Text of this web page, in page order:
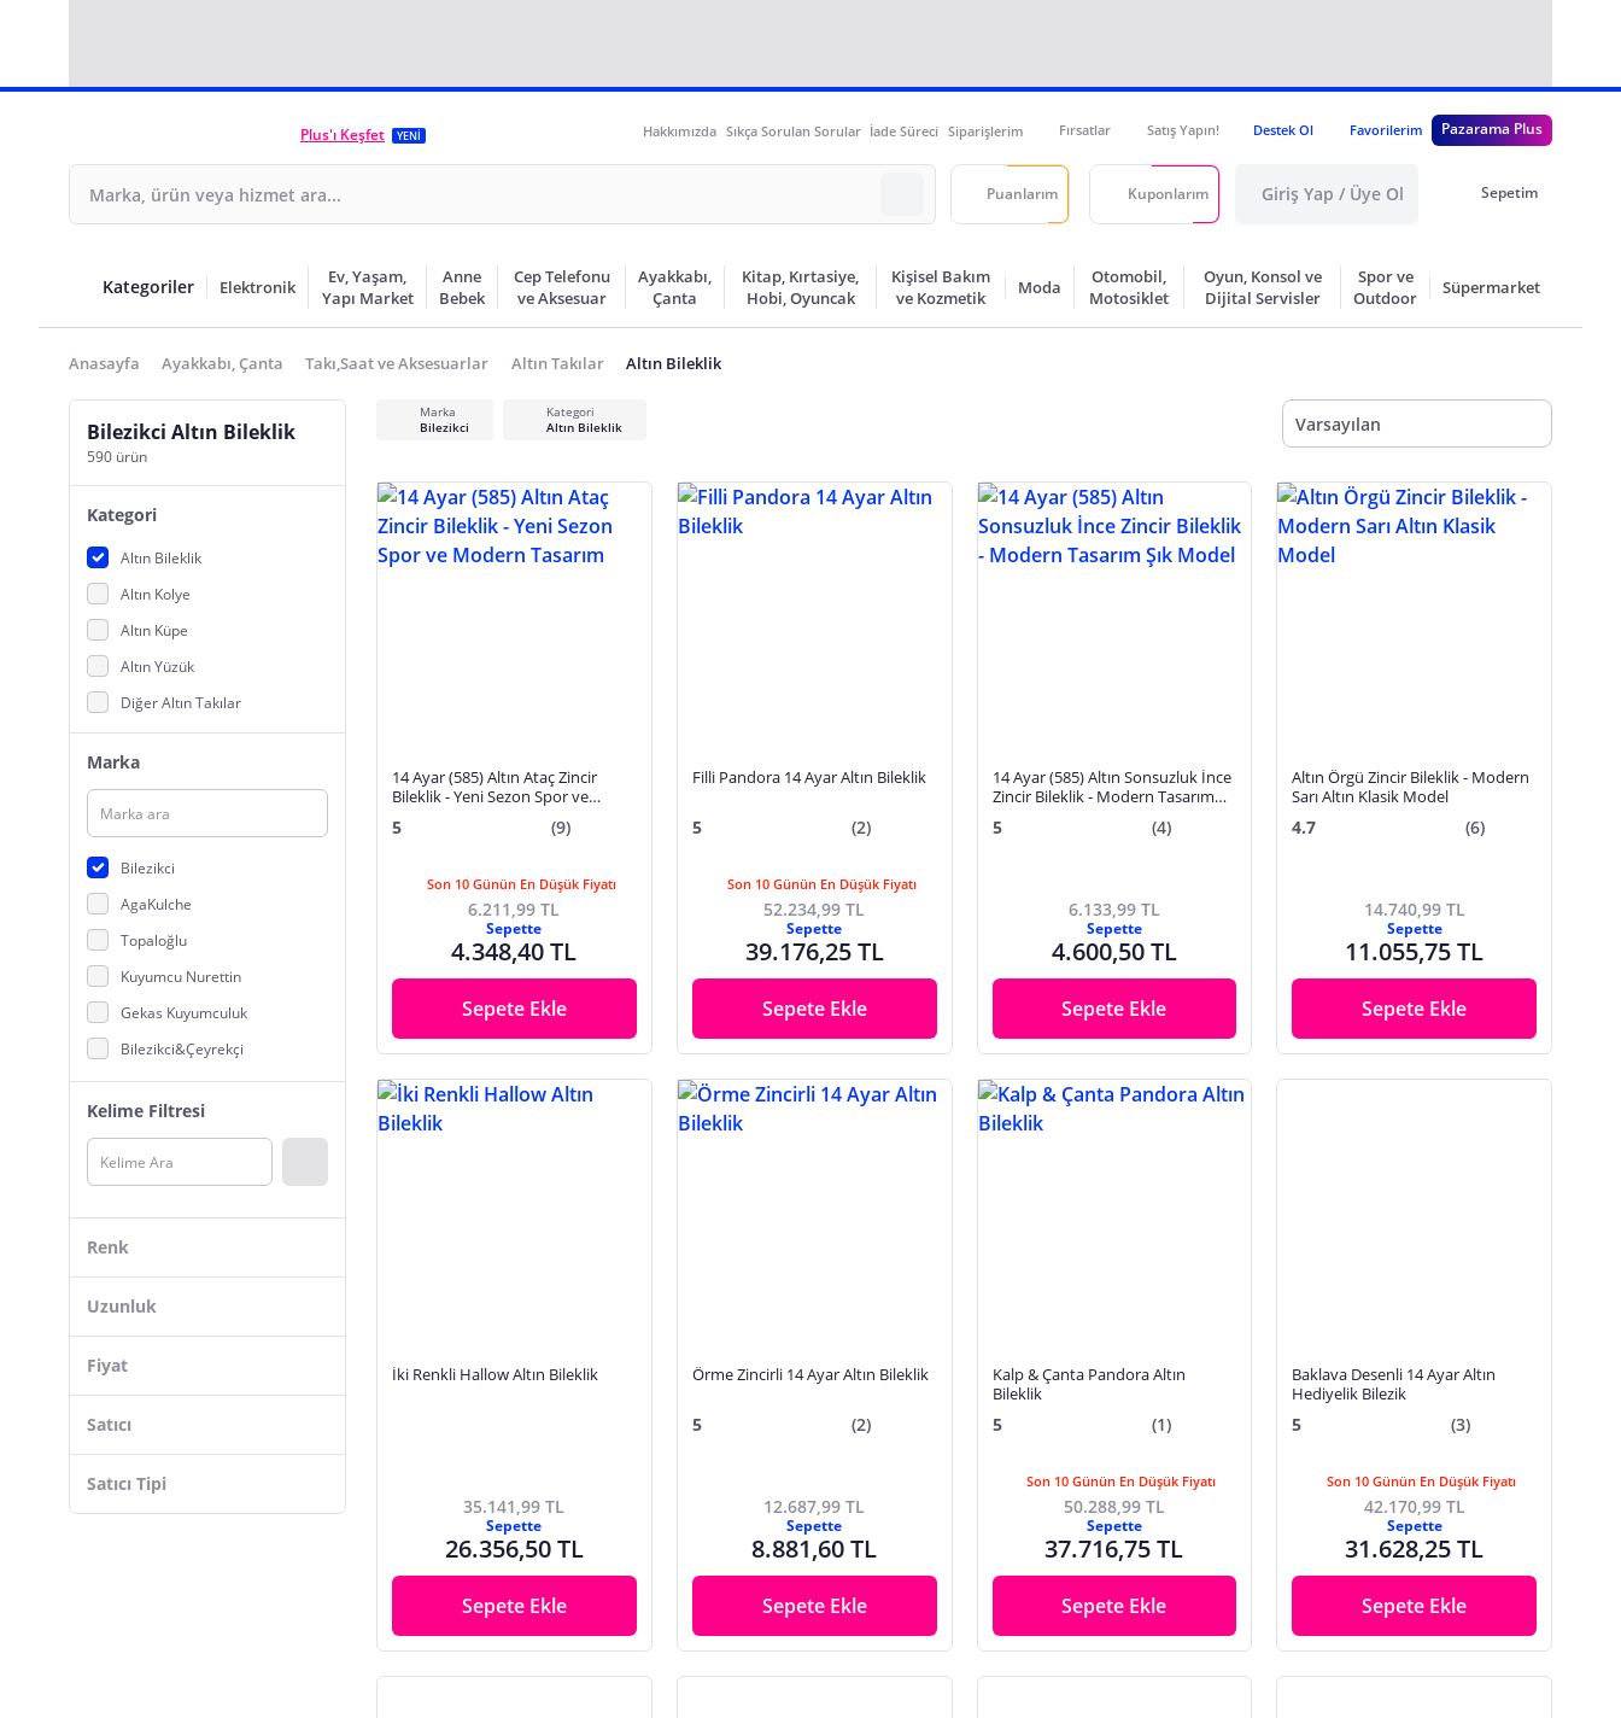
Plus'ı Keşfet YENİ Hakkımızda Sıkça Sorulan Sorular İade Süreci Siparişlerim Fırsatlar Satış Yapın! Destek Ol Favorilerim Pazarama Plus
Puanlarım Kuponlarım Giriş Yap / Üye Ol Sepetim
Kategoriler Elektronik
Ev, Yaşam,
Yapı Market
Anne
Bebek
Cep Telefonu
ve Aksesuar
Ayakkabı,
Çanta
Kitap, Kırtasiye,
Hobi, Oyuncak
Kişisel Bakım
ve Kozmetik
Moda
Otomobil,
Motosiklet
Oyun, Konsol ve
Dijital Servisler
Spor ve
Outdoor
Süpermarket
Anasayfa Ayakkabı, Çanta Takı,Saat ve Aksesuarlar Altın Takılar Altın Bileklik
Bilezikci Altın Bileklik
590 ürün
Kategori
Altın Bileklik
Altın Kolye
Altın Küpe
Altın Yüzük
Diğer Altın Takılar
Marka
Bilezikci
AgaKulche
Topaloğlu
Kuyumcu Nurettin
Gekas Kuyumculuk
Bilezikci&Çeyrekçi
Çiğdem Gürel Kuyumculuk
Hakan Güler Kuyumculuk
Latif Kuyumculuk
Fiyonk Kuyumculuk
Sanal Kuyumculuk
Harem Altın
Sümer Telkari
Altınbaş
Kelime Filtresi
Renk
Uzunluk
Fiyat
Satıcı
Satıcı Tipi
Marka
Bilezikci
Kategori
Altın Bileklik
Varsayılan
14 Ayar (585) Altın Ataç Zincir
Bileklik - Yeni Sezon Spor ve
5 (9)
Son 10 Günün En Düşük Fiyatı
6.211,99 TL
Sepette
4.348,40 TL
Sepete Ekle
Filli Pandora 14 Ayar Altın Bileklik
5 (2)
Son 10 Günün En Düşük Fiyatı
52.234,99 TL
Sepette
39.176,25 TL
Sepete Ekle
14 Ayar (585) Altın Sonsuzluk İnce
Zincir Bileklik - Modern Tasarım
5 (4)
6.133,99 TL
Sepette
4.600,50 TL
Sepete Ekle
Altın Örgü Zincir Bileklik - Modern
Sarı Altın Klasik Model
4.7 (6)
14.740,99 TL
Sepette
11.055,75 TL
Sepete Ekle
İki Renkli Hallow Altın Bileklik
35.141,99 TL
Sepette
26.356,50 TL
Sepete Ekle
Örme Zincirli 14 Ayar Altın Bileklik
5 (2)
12.687,99 TL
Sepette
8.881,60 TL
Sepete Ekle
Kalp & Çanta Pandora Altın
Bileklik
5 (1)
Son 10 Günün En Düşük Fiyatı
50.288,99 TL
Sepette
37.716,75 TL
Sepete Ekle
Baklava Desenli 14 Ayar Altın
Hediyelik Bilezik
5 (3)
Son 10 Günün En Düşük Fiyatı
42.170,99 TL
Sepette
31.628,25 TL
Sepete Ekle